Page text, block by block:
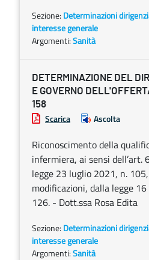
Sezione: Determinazioni
interesse generale
Argomenti:Sanità
DETERMINAZIONE DEL
E GOVERNO
158
Scarica Ascolta
Riconoscimento della
infermiera, ai sensi dell’art.
legge 23 luglio 2021, n.
modificazioni, dalla legge
126. - Dott.ssa Rosa Edita
Sezione: Determinazioni
interesse generale
Argomenti:Sanità